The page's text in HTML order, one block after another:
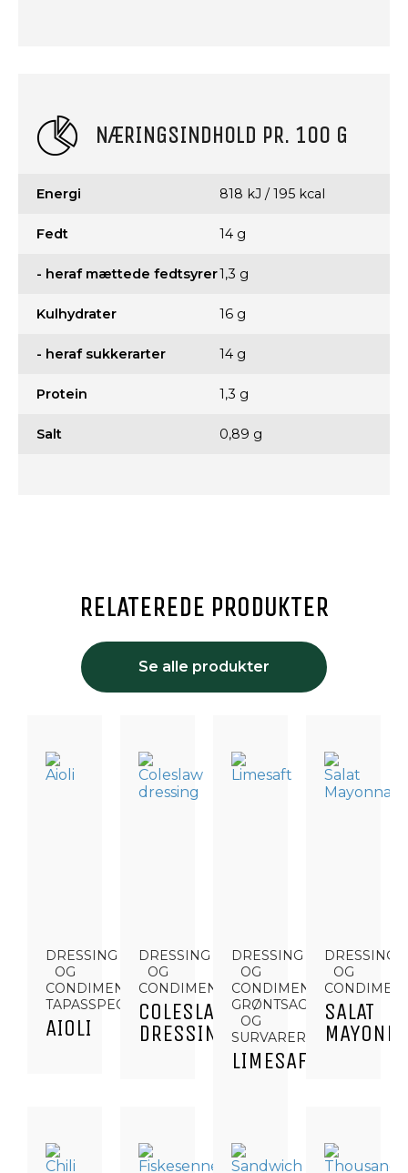
NÆRINGSINDHOLD PR. 100 G
Energi 818 kJ / 195 kcal
Fedt 14 g
- heraf mættede fedtsyrer1,3 g
Kulhydrater 16 g
- heraf sukkerarter 14 g
Protein 1,3 g
Salt 0,89 g
RELATEREDE PRODUKTER
Se alle produkter
DRESSING
OG
CONDIMENTS,
TAPASSPECIALITETER
AIOLI
DRESSING
OG
CONDIMENTS
COLESLAW
DRESSING
DRESSING
OG
CONDIMENTS,
GRØNTSAGER
OG
SURVARER
LIMESAFT
DRESSING
OG
SALAT